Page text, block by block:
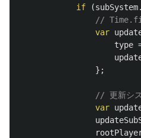
if
(subSystem.
//
var
type
};
// 更新シ
var